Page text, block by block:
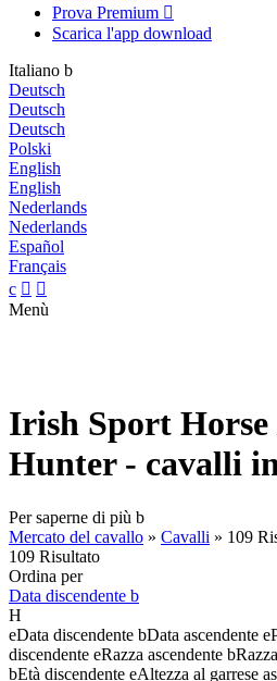
Prova Premium 
Scarica l'app download
Italiano b
Deutsch
Deutsch
Deutsch
Polski
English
English
Nederlands
Nederlands
Español
Français
c  
Menù
Irish Sport
Hunter - cavalli
Per saperne di più b
Mercato del cavallo » Cavalli » 109
109 Risultato
Ordina per
Data discendente b
H
eData discendente bData ascendente e
discendente eRazza ascendente b
bEtà discendente eAltezza al garrese